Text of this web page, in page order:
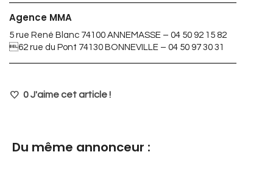
Agence MMA
5 rue René Blanc 74100 ANNEMASSE – 04 50 92 15 82
62 rue du Pont 74130 BONNEVILLE – 04 50 97 30 31
0J'aime cet article !
Du même annonceur :